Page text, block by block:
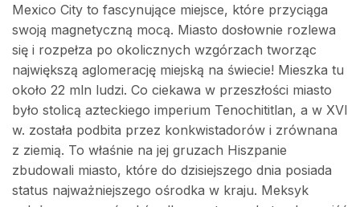
Mexico City to fascynujące miejsce, które przyciąga
swoją magnetyczną mocą. Miasto dosłownie rozlewa
się i rozpełza po okolicznych wzgórzach tworząc
największą aglomerację miejską na świecie! Mieszka tu
około 22 mln ludzi. Co ciekawa w przeszłości miasto
było stolicą azteckiego imperium Tenochititlan, a w XVI
w. została podbita przez konkwistadorów i zrównana
z ziemią. To właśnie na jej gruzach Hiszpanie
zbudowali miasto, które do dzisiejszego dnia posiada
status najważniejszego ośrodka w kraju. Meksyk